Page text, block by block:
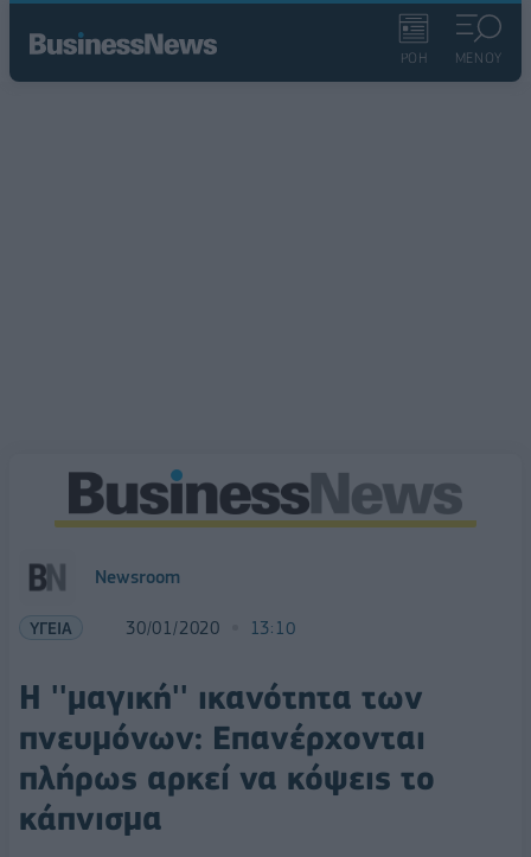
ΡΟΗ ΜΕΝΟΥ
Newsroom
ΥΓΕΙΑ 30/01/2020 13:10
H ''μαγική'' ικανότητα των
πνευμόνων: Επανέρχονται
πλήρως αρκεί να κόψεις το
κάπνισμα